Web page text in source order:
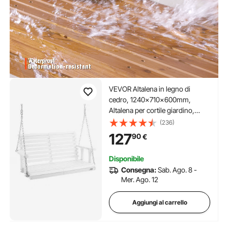
VEVOR Altalena in legno di
cedro, 1240x710x600mm,
Altalena per cortile giardino,
Capacità carico circa 400 kg,
con Panca sedia a dondolo con
catene sospese uso esterno,
(236)
12790€
Disponibile
Consegna:Sab. Ago. 8 -
Mer. Ago. 12
Aggiungi al carrello